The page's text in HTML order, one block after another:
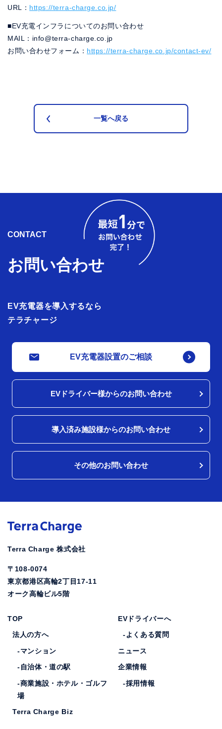
URL： https://terra-charge.co.jp/
■EV充電インフラについてのお問い合わせ
MAIL：info@terra-charge.co.jp
お問い合わせフォーム： https://terra-charge.co.jp/contact-ev/
一覧へ戻る
CONTACT
お問い合わせ
EV充電器を導入するなら
テラチャージ
EV充電器設置のご相談
EVドライバー様からのお問い合わせ
導入済み施設様からのお問い合わせ
その他のお問い合わせ
Terra Charge 株式会社
〒108-0074
東京都港区高輪2丁目17-11
オーク高輪ビル5階
TOP
法人の方へ
-マンション
-自治体・道の駅
-商業施設・ホテル・ゴルフ
場
Terra Charge Biz
EVドライバーへ
-よくある質問
ニュース
企業情報
-採用情報